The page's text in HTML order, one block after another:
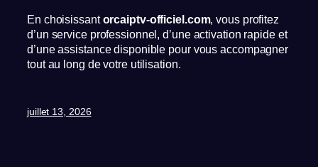
En choisissantorcaiptv-officiel.com, vous profitez
d’un service professionnel, d’une activation rapide et
d’une assistance disponible pour vous accompagner
tout au long de votre utilisation.
juillet 13, 2026